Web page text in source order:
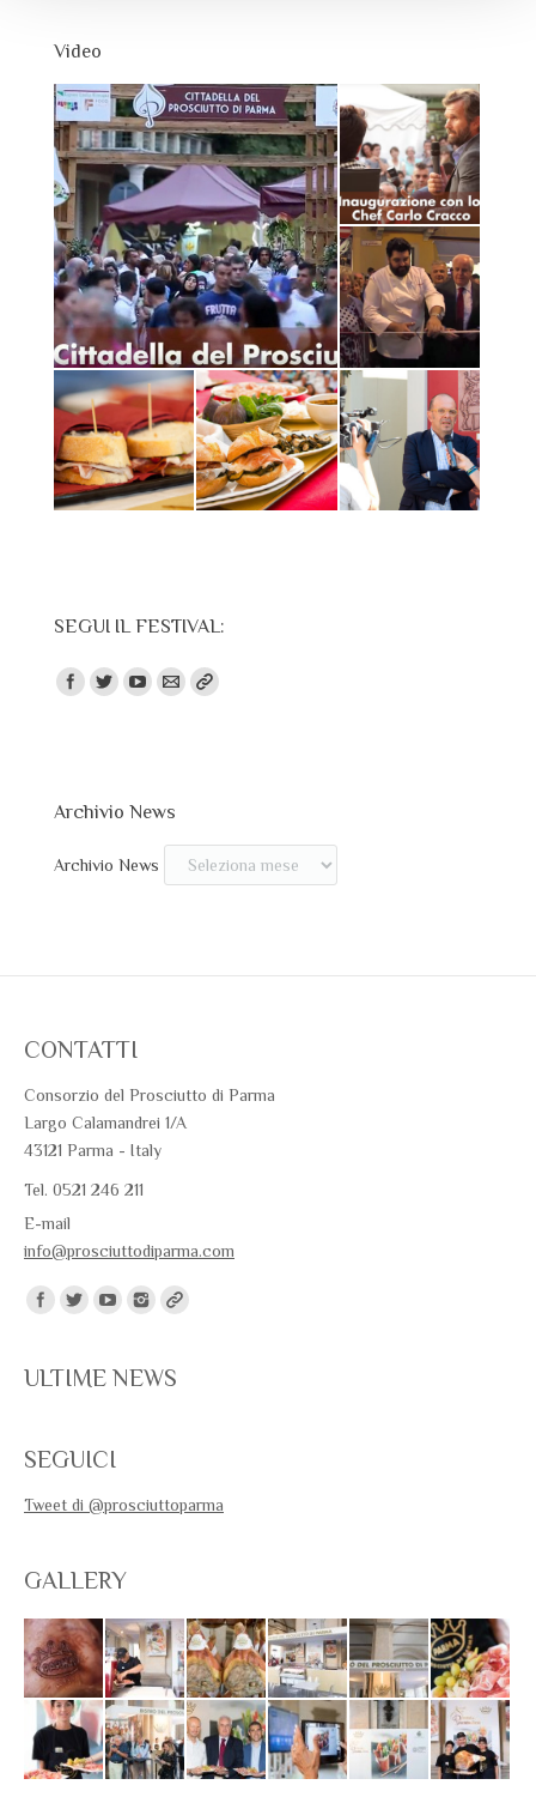
Video
SEGUI IL FESTIVAL:
Trovaci su:
Archivio News
Archivio News
CONTATTI
Consorzio del Prosciutto di Parma
Largo Calamandrei 1/A
43121 Parma - Italy
Tel. 0521 246 211
E-mail
info@prosciuttodiparma.com
Trovaci su:
ULTIME NEWS
SEGUICI
Tweet di @prosciuttoparma
GALLERY